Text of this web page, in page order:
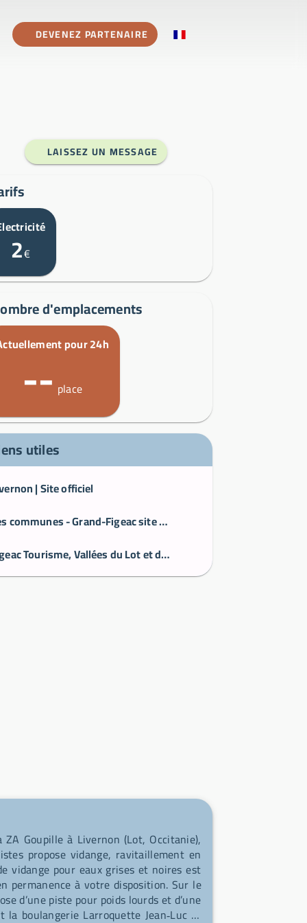
DEVENEZ PARTENAIRE
LAISSEZ UN MESSAGE
2€
d'emplacements
pour 24h
-- place
utiles
| Site officiel
Les communes - Grand-Figeac site officiel
Figeac Tourisme, Vallées du Lot et du Célé
Goupille à Livernon (Lot, Occitanie),
propose vidange, ravitaillement en
vidange pour eaux grises et noires est
permanence à votre disposition. Sur le
d’une piste pour poids lourds et d’une
boulangerie Larroquette Jean‑Luc et